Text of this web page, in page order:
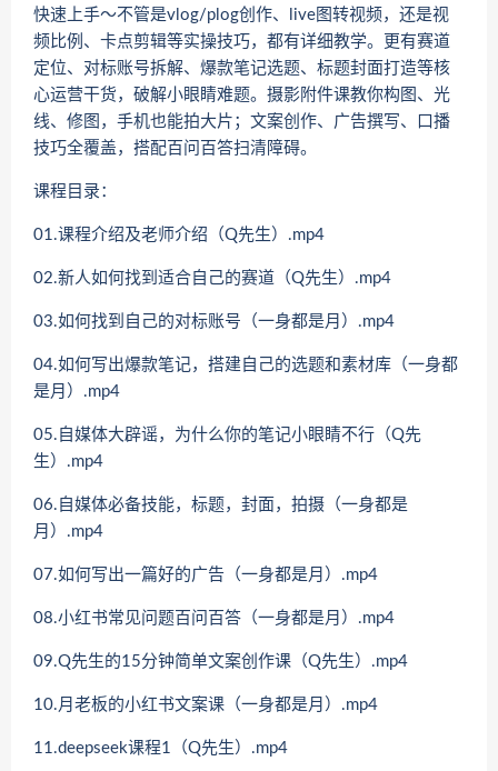
快速上手～不管是vlog/plog创作、live图转视频，还是视
频比例、卡点剪辑等实操技巧，都有详细教学。更有赛道
定位、对标账号拆解、爆款笔记选题、标题封面打造等核
心运营干货，破解小眼睛难题。摄影附件课教你构图、光
线、修图，手机也能拍大片；文案创作、广告撰写、口播
技巧全覆盖，搭配百问百答扫清障碍。
课程目录：
01.课程介绍及老师介绍（Q先生）.mp4
02.新人如何找到适合自己的赛道（Q先生）.mp4
03.如何找到自己的对标账号（一身都是月）.mp4
04.如何写出爆款笔记，搭建自己的选题和素材库（一身都
是月）.mp4
05.自媒体大辟谣，为什么你的笔记小眼睛不行（Q先
生）.mp4
06.自媒体必备技能，标题，封面，拍摄（一身都是
月）.mp4
07.如何写出一篇好的广告（一身都是月）.mp4
08.小红书常见问题百问百答（一身都是月）.mp4
09.Q先生的15分钟简单文案创作课（Q先生）.mp4
10.月老板的小红书文案课（一身都是月）.mp4
11.deepseek课程1（Q先生）.mp4